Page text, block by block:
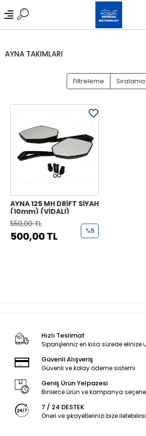
AYNA TAKIMLARI
Filtreleme Sıralama
AYNA 125 MH DRİFT SİYAH
(10mm) (VİDALI)
550,00 TL
500,00 TL %9
Hızlı Teslimat
Siparişleriniz en kısa sürede elinize
Güvenli Alışveriş
Güvenli ve kolay ödeme sistemi
Geniş Ürün Yelpazesi
Binlerce ürün ve kampanya
7 / 24 DESTEK
Öneri ve şikayetlerinizi bize